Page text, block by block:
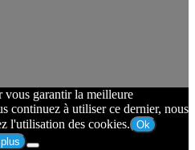
vous garantir la meilleure
continuez à utiliser ce dernier, nous
l'utilisation des cookies. Ok